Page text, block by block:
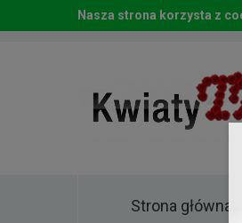
Strona główna
Nasza strona korzysta z